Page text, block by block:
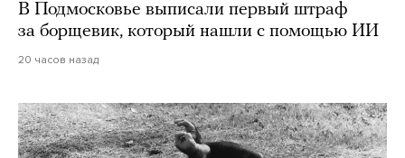
В Подмосковье выписали первый штраф
за борщевик, который нашли с помощью ИИ
20 часов назад